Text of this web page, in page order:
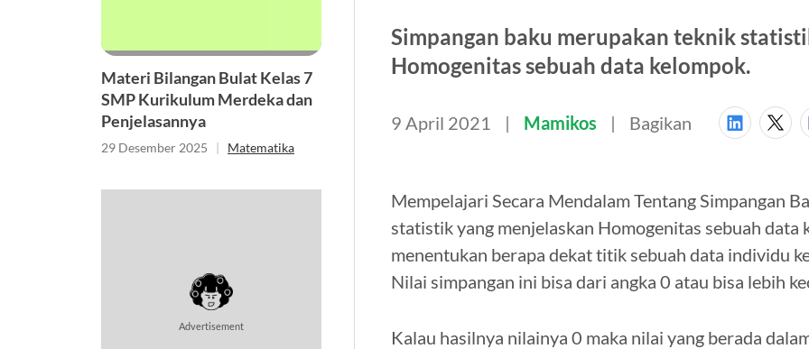
Materi Bilangan Bulat Kelas 7
SMP Kurikulum Merdeka dan
Penjelasannya
29 Desember 2025 | Matematika
Advertisement
Simpangan baku merupakan teknik
Homogenitas sebuah data kelompok.
9 April 2021 Mamikos Bagikan
Mempelajari Secara Mendalam Tentang Simpangan
statistik yang menjelaskan Homogenitas sebuah data
menentukan berapa dekat titik sebuah data individu
Nilai simpangan ini bisa dari angka 0 atau bisa lebih
Kalau hasilnya nilainya 0 maka nilai yang berada